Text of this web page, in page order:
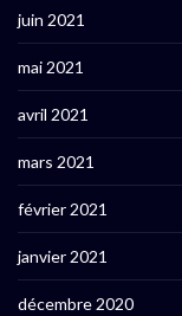
juin 2021
mai 2021
avril 2021
mars 2021
février 2021
janvier 2021
décembre 2020